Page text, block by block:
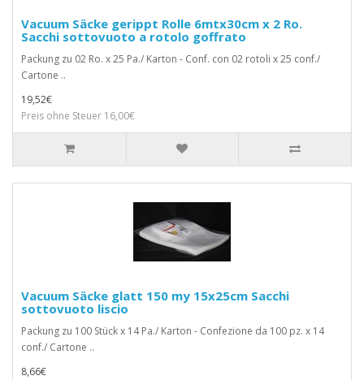
Vacuum Säcke gerippt Rolle 6mtx30cm x 2 Ro.
Sacchi sottovuoto a rotolo goffrato
Packung zu 02 Ro. x 25 Pa./ Karton - Conf. con 02 rotoli x 25 conf./
Cartone ..
19,52€
Preis ohne Steuer 16,00€
Vacuum Säcke glatt 150 my 15x25cm Sacchi
sottovuoto liscio
Packung zu 100 Stück x 14 Pa./ Karton - Confezione da 100 pz. x 14
conf./ Cartone ..
8,66€